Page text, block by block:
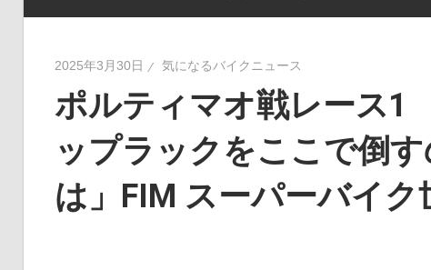
る
バ
2025年3月30日 気になるバイクニュース
ポルティマオ戦レース1
ップラックをここで倒
は」FIM スーパーバイク